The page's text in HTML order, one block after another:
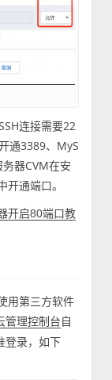
连接需要22
通3389、MyS
器CVM在安
通端口。
开启80端口教
用第三方软件
管理控制台自
登录，如下